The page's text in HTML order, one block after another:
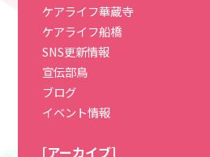
ケアライフ華蔵寺
ケアライフ船橋
SNS更新情報
宣伝部鳥
ブログ
イベント情報
［アーカイブ］